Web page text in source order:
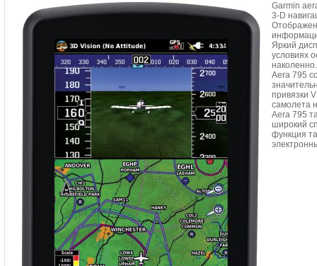
Garmin
3-D
Яркий
условиях
Aera 795
привязки
самолета
Aera 795
широкий
функция